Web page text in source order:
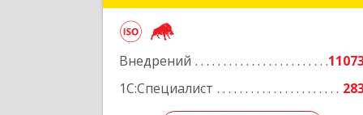
Внедрений
1С:Специалист